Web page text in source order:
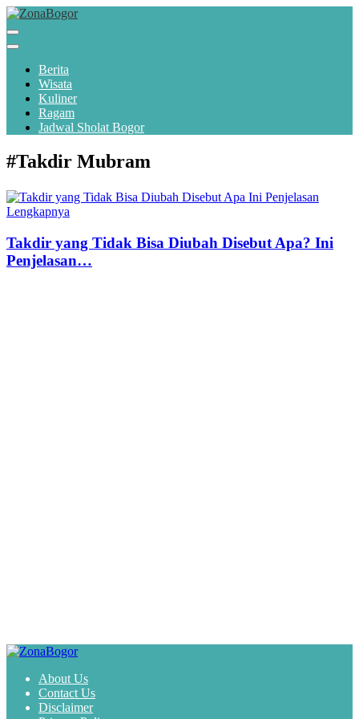
Berita
Wisata
Kuliner
Ragam
Jadwal Sholat Bogor
#Takdir Mubram
Takdir yang Tidak Bisa Diubah Disebut Apa? Ini
Penjelasan…
About Us
Contact Us
Disclaimer